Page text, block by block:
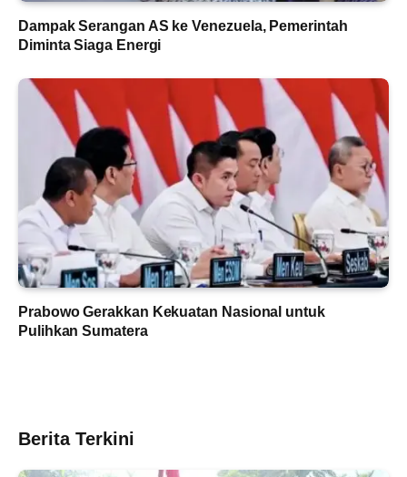
Dampak Serangan AS ke Venezuela, Pemerintah
Diminta Siaga Energi
Prabowo Gerakkan Kekuatan Nasional untuk
Pulihkan Sumatera
Berita Terkini